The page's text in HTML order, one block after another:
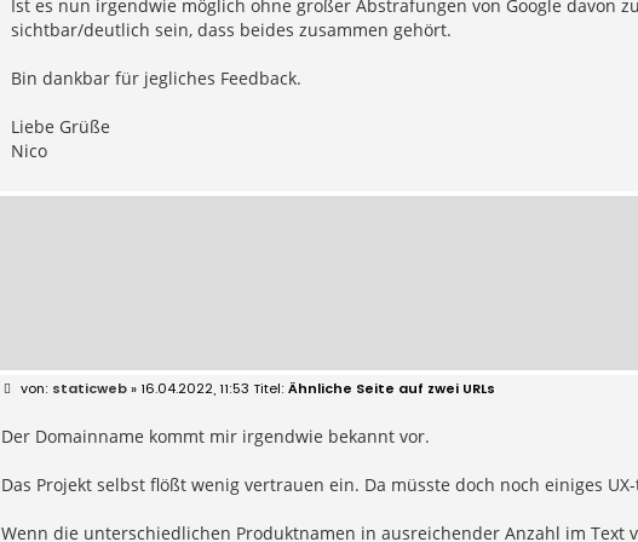
Ist es nun irgendwie möglich ohne großer Abstrafungen von Google davon
sichtbar/deutlich sein, dass beides zusammen gehört.
Bin dankbar für jegliches Feedback.
Liebe Grüße
Nico
B
t
g
staticweb» 16.04.2022, 11:53 Ähnliche Seite auf zwei URLs
Der Domainname kommt mir irgendwie bekannt vor.
Das Projekt selbst flößt wenig vertrauen ein. Da müsste doch noch einiges
Wenn die unterschiedlichen Produktnamen in ausreichender Anzahl im Text